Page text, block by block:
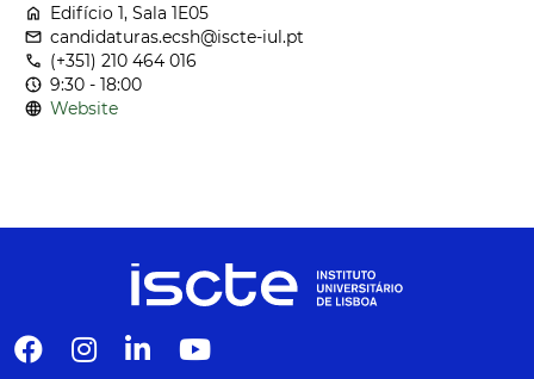
home Edifício 1, Sala 1E05
email candidaturas.ecsh@iscte-iul.pt
call (+351) 210 464 016
nest_clock_farsight_analog 9:30 - 18:00
language Website